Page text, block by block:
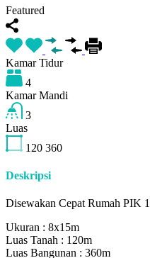
Featured
Kamar Tidur
4
Kamar Mandi
3
Luas
120 360
Deskripsi
Disewakan Cepat Rumah PIK 1
Ukuran : 8x15m
Luas Tanah : 120m
Luas Bangunan : 360m